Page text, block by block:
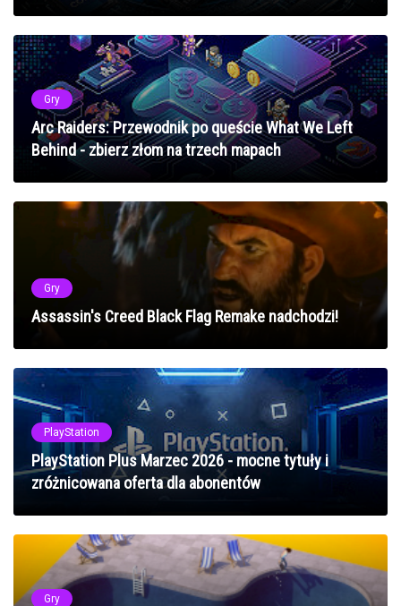
Gry
Arc Raiders: Przewodnik po queście What We Left
Behind - zbierz złom na trzech mapach
Gry
Assassin's Creed Black Flag Remake nadchodzi!
PlayStation
PlayStation Plus Marzec 2026 - mocne tytuły i
zróżnicowana oferta dla abonentów
Gry